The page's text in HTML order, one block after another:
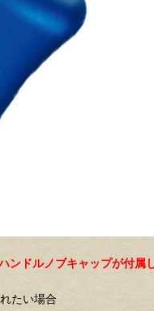
ドルノブキャップが付属
たい場合